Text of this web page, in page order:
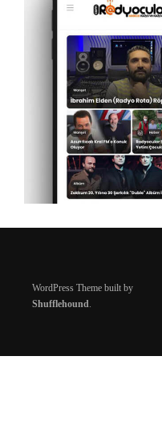
WordPress Theme built by
Shufflehound